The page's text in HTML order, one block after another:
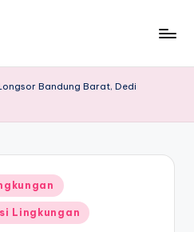
Bandung Barat, Dedi
Lingkungan